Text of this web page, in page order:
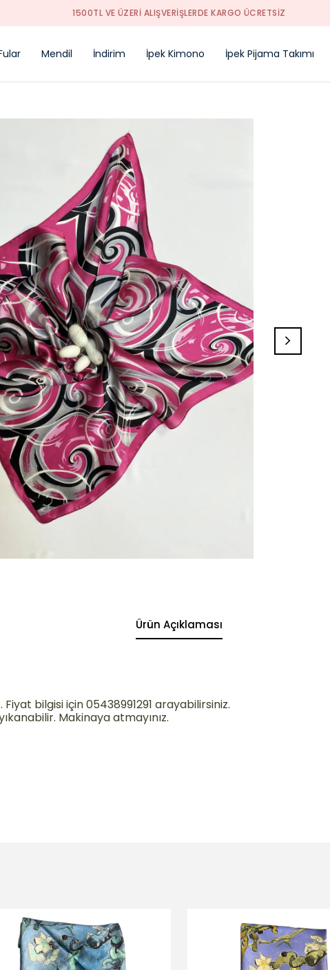
1500TL VE ÜZERİ ALIŞVERİŞLERDE KARGO ÜCRETSİZ
Mendil İndirim İpek Kimono İpek Pijama Takımı
Ürün Açıklaması
bilgisi için 05438991291 arayabilirsiniz.
Makinaya atmayınız.